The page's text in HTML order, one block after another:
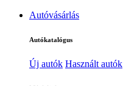
Autóvásárlás
Autókatalógus
Új autók Használt autók